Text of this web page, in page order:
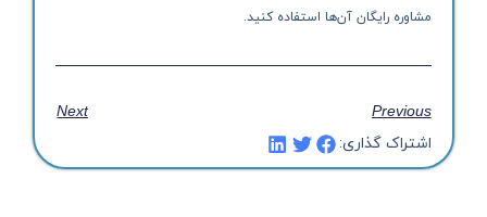
مشاوره رایگان آن‌ها استفاده کنید.
Previous
Next
اشتراک گذاری: